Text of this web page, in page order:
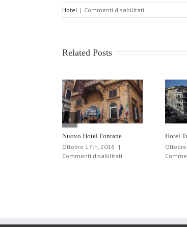
Hotel | Commenti disabilitati
Hotel
Related Posts
Nuovo Hotel Fontane
Ottobre 17th, 2016
|
Commenti disabilitati
Hotel